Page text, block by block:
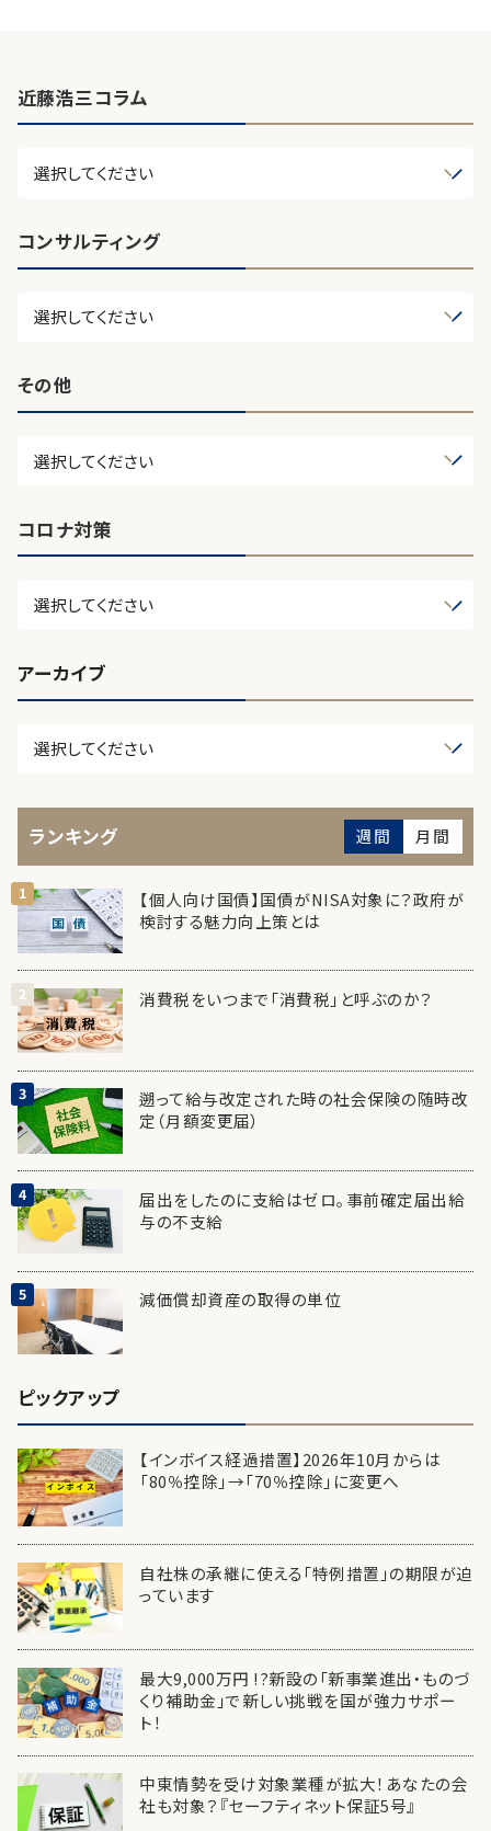
近藤浩三コラム
コンサルティング
その他
コロナ対策
アーカイブ
ランキング 週間 月間
【個人向け国債】国債がNISA対象に？政府が
検討する魅力向上策とは
消費税をいつまで「消費税」と呼ぶのか？
遡って給与改定された時の社会保険の随時改
定（月額変更届）
届出をしたのに支給はゼロ。事前確定届出給
与の不支給
減価償却資産の取得の単位
ピックアップ
【インボイス経過措置】2026年10月からは
「80％控除」→「70％控除」に変更へ
自社株の承継に使える「特例措置」の期限が迫
っています
最大9,000万円 !?新設の「新事業進出・ものづ
くり補助金」で新しい挑戦を国が強力サポー
ト！
中東情勢を受け対象業種が拡大！あなたの会
社も対象？『セーフティネット保証5号』